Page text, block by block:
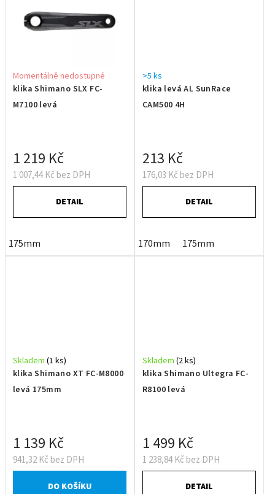
klika Shimano SLX FC-
M7100 levá
Momentálně nedostupné
1 007,44 Kč bez DPH
1 219 Kč
DETAIL
175mm
klika levá AL SunRace
CAM500 4H
>5 ks
176,03 Kč bez DPH
213 Kč
DETAIL
170mm 175mm
klika Shimano XT FC-M8000
levá 175mm
Skladem (1 ks)
941,32 Kč bez DPH
1 139 Kč
DO KOŠÍKU
klika Shimano Ultegra FC-
R8100 levá
Skladem (2 ks)
1 238,84 Kč bez DPH
1 499 Kč
DETAIL